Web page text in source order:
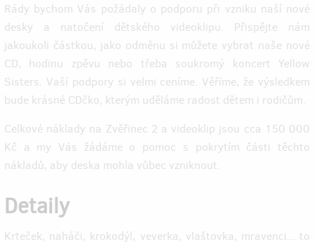
Rády bychom Vás požádaly o podporu při vzniku naší nové
desky a natočení dětského videoklipu. Přispějte nám
jakoukoli částkou, jako odměnu si můžete vybrat naše nové
CD, hodinu zpěvu nebo třeba soukromý koncert Yellow
Sisters. Vaší podpory si velmi ceníme. Věříme, že výsledkem
bude krásné CDčko, kterým uděláme radost dětem i rodičům.
Celkové náklady na Zvěřinec 2 a videoklip jsou cca 150 000
Kč a my Vás žádáme o pomoc s pokrytím části těchto
nákladů, aby deska mohla vůbec vzniknout.
Detaily
Krteček, naháči, krokodýl, veverka, vlaštovka, mravenci... to